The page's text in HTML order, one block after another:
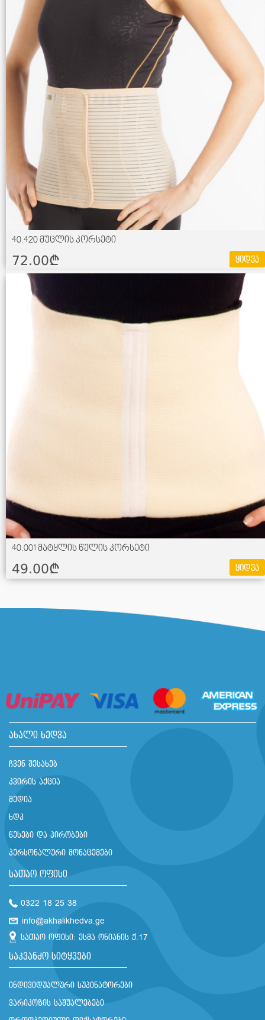
40.420 მუცლის კორსეტი
72.00¢ ყიდვა
40.001 მატყლის წელის კორსეტი
49.00¢ ყიდვა
ახალი ხედვა
ჩვენ შესახებ
კვირის აქცია
მედია
ხდკ
წესები და პირობები
პერსონალური მონაცემები
სათაო ოფისი
0322 18 25 38
info@akhalikhedva.ge
სათაო ოფისი: ესმა ონიანის ქ.17
საკვანძო სიტყვები
ინდივიდუალური სუპინატორები
ვარიკოზის საშუალებები